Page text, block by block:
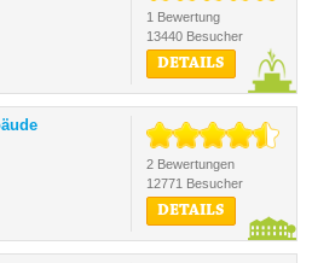
1 Bewertung
13440 Besucher
DETAILS
2 Bewertungen
12771 Besucher
DETAILS